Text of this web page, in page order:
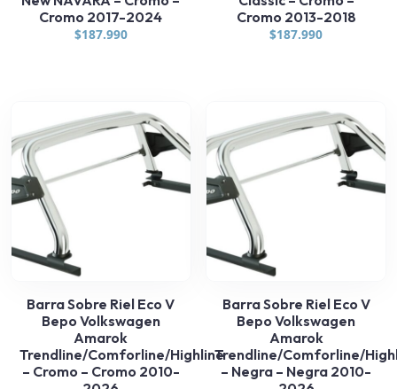
Cromo 2017-2024
$187.990
Cromo 2013-2018
$187.990
Barra Sobre Riel Eco V
Bepo Volkswagen
Amarok
Trendline/Comforline/Highline
– Cromo – Cromo 2010-
Barra Sobre Riel Eco V
Bepo Volkswagen
Amarok
Trendline/Comforline/
– Negra – Negra 2010-